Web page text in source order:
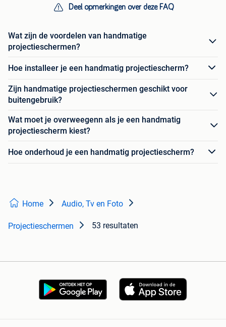
Deel opmerkingen over deze FAQ
Wat zijn de voordelen van handmatige
projectieschermen?
Hoe installeer je een handmatig projectiescherm?
Zijn handmatige projectieschermen geschikt voor
buitengebruik?
Wat moet je overweegenn als je een handmatig
projectiescherm kiest?
Hoe onderhoud je een handmatig projectiescherm?
Home Audio, Tv en Foto
Projectieschermen 53 resultaten